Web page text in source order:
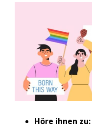
Höre ihnen zu: